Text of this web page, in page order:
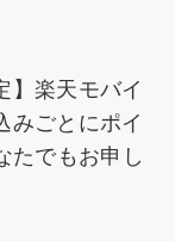
】楽天モバイ
みごとにポイ
たでもお申し